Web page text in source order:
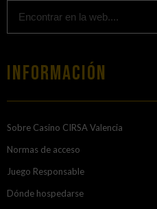
Información
Sobre Casino CIRSA Valencia
Normas de acceso
Juego Responsable
Dónde hospedarse